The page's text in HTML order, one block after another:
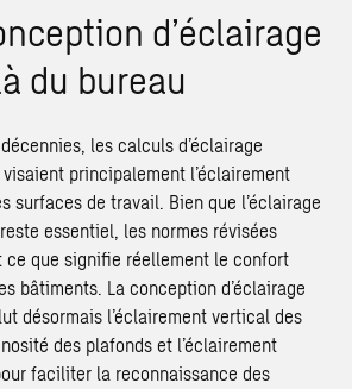
d’éclairage
du bureau
les calculs d’éclairage
principalement l’éclairement
surfaces de travail. Bien que l’éclairage
essentiel, les normes révisées
ce que signifie réellement le confort
bâtiments. La conception d’éclairage
désormais l’éclairement vertical des
des plafonds et l’éclairement
faciliter la reconnaissance des